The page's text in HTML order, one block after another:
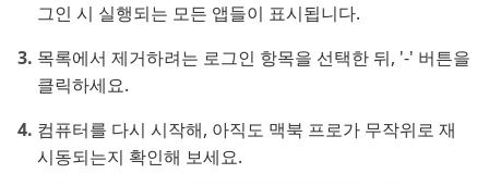
그인 시 실행되는 모든 앱들이 표시됩니다.
목록에서 제거하려는 로그인 항목을 선택한 뒤, '-' 버튼을
클릭하세요.
컴퓨터를 다시 시작해, 아직도 맥북 프로가 무작위로 재
시동되는지 확인해 보세요.